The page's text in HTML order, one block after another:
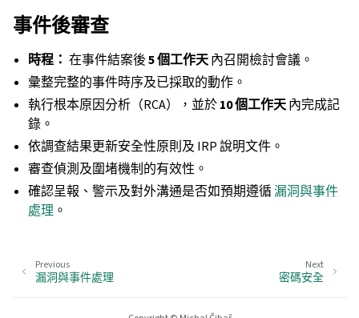
事件後審查
時程： 在事件結案後5 個工作天內召開檢討會議。
彙整完整的事件時序及已採取的動作。
執行根本原因分析（RCA），並於10 個工作天內完成記
錄。
依調查結果更新安全性原則及 IRP 說明文件。
審查偵測及圍堵機制的有效性。
確認呈報、警示及對外溝通是否如預期遵循漏洞與事件
處理 。
Next
密碼安全
Previous
漏洞與事件處理